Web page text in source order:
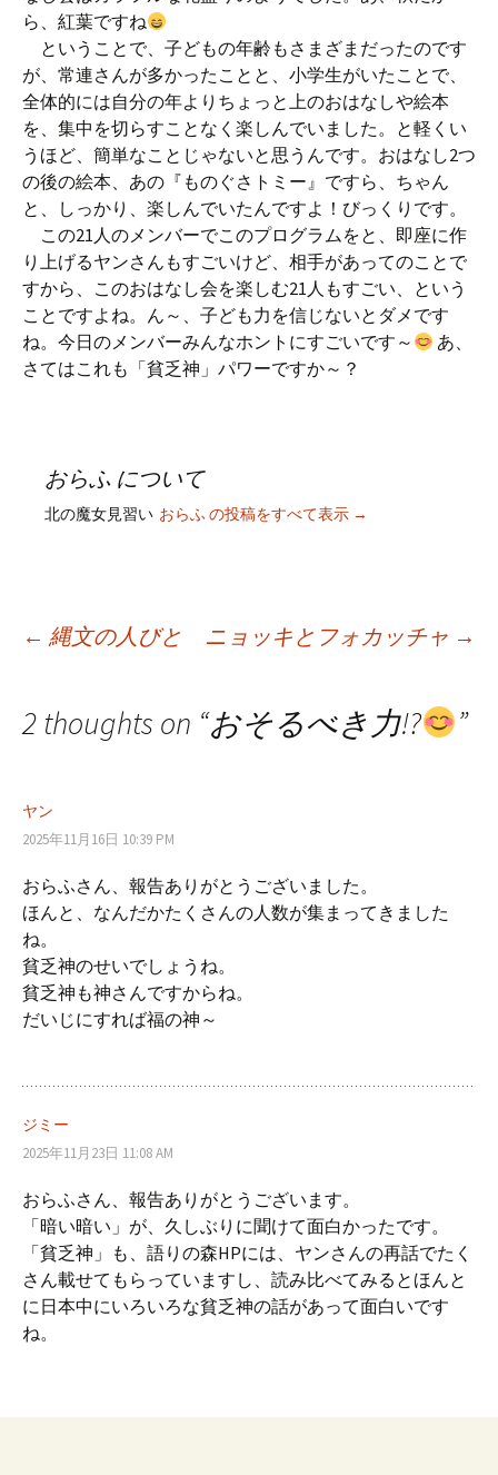
ら、紅葉ですね
ということで、子どもの年齢もさまざまだったのです
が、常連さんが多かったことと、小学生がいたことで、
全体的には自分の年よりちょっと上のおはなしや絵本
を、集中を切らすことなく楽しんでいました。と軽くい
うほど、簡単なことじゃないと思うんです。おはなし2つ
の後の絵本、あの『ものぐさトミー』ですら、ちゃん
と、しっかり、楽しんでいたんですよ！びっくりです。
この21人のメンバーでこのプログラムをと、即座に作
り上げるヤンさんもすごいけど、相手があってのことで
すから、このおはなし会を楽しむ21人もすごい、という
ことですよね。ん～、子ども力を信じないとダメです
ね。今日のメンバーみんなホントにすごいです～
あ、
さてはこれも「貧乏神」パワーですか～？
おらふ について
北の魔女見習い おらふ の投稿をすべて表示 →
ナ
ビ
ゲ
ー
シ
ョ
ン
← 縄文の人びと ニョッキとフォカッチャ →
2 thoughts on “おそるべき力!? ”
ヤン
2025年11月16日 10:39 PM
おらふさん、報告ありがとうございました。
ほんと、なんだかたくさんの人数が集まってきました
ね。
貧乏神のせいでしょうね。
貧乏神も神さんですからね。
だいじにすれば福の神～
ジミー
2025年11月23日 11:08 AM
おらふさん、報告ありがとうございます。
「暗い暗い」が、久しぶりに聞けて面白かったです。
「貧乏神」も、語りの森HPには、ヤンさんの再話でたく
さん載せてもらっていますし、読み比べてみるとほんと
に日本中にいろいろな貧乏神の話があって面白いです
ね。